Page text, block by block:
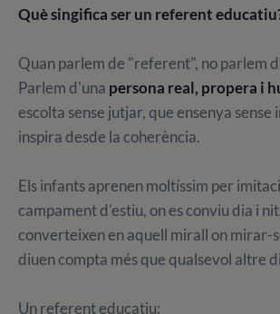
Què singifica ser un referent
Quan parlem de "referent", no parlem
Parlem d'una persona real, propera i
escolta sense jutjar, que ensenya sense
inspira desde la coherència.
Els infants aprenen moltíssim per
campament d'estiu, on es conviu dia i
converteixen en aquell mirall on mirar-
diuen compta més que qualsevol altre
Un referent educatiu: